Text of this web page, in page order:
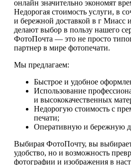
онлайн значительно экономят
Недорогая стоимость услуги, в
и бережной доставкой в г Миасс
делают выбор в пользу нашего
ФотоПочта — это не просто
партнер в мире фотопечати.
Мы предлагаем:
Быстрое и удобное
Использование
и высококачественных
Недорогую стоимость с
печати;
Оперативную и бережную
Выбирая ФотоПочту, вы
удобство, но и возможность
фотографии и изображения в